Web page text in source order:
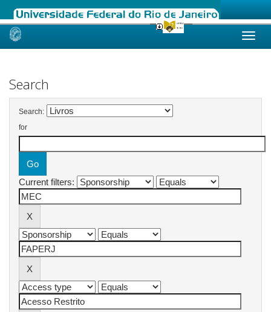
Skip
Search
Search:
for
Current filters: